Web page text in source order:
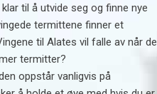
til å utvide seg og finne nye
termittene finner et
til Alates vil falle av når de
termitter?
oppstår vanligvis på